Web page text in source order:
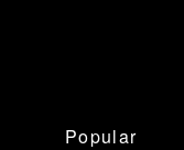
Popular